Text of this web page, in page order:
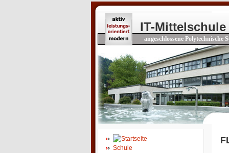
IT-Mittelschule
angeschlossene Polytechnische
Schule